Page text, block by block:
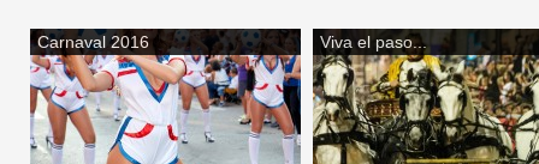
Carnaval 2016 Viva el paso...
Páginas